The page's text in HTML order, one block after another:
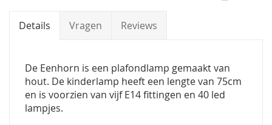
Details Vragen Reviews
De Eenhorn is een plafondlamp gemaakt van
hout. De kinderlamp heeft een lengte van 75cm
en is voorzien van vijf E14 fittingen en 40 led
lampjes.